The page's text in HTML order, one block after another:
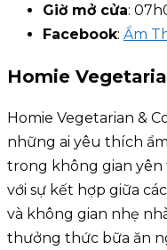
Giờ mở cửa:
Facebook: Ẩm
Homie
Homie Vegetarian &
những ai yêu thích
trong không gian yên
với sự kết hợp giữa
và không gian nhẹ
thưởng thức bữa ăn